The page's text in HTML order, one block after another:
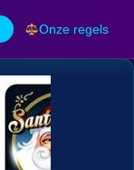
Onze regels